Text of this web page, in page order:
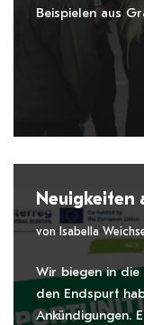
Beispielen aus
Neuigkeiten
von Isabella
Wir biegen in die
den Endspurt
Ankündigungen.